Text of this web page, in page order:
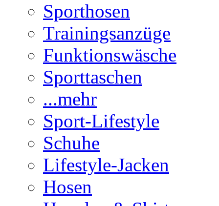
Sporthosen
Trainingsanzüge
Funktionswäsche
Sporttaschen
...mehr
Sport-Lifestyle
Schuhe
Lifestyle-Jacken
Hosen